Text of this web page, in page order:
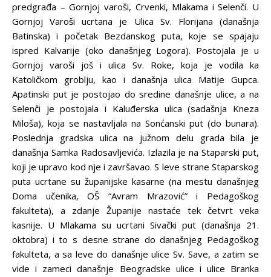
predgrađa – Gornjoj varoši, Crvenki, Mlakama i Selenči. U
Gornjoj Varoši ucrtana je Ulica Sv. Florijana (današnja
Batinska) i početak Bezdanskog puta, koje se spajaju
ispred Kalvarije (oko današnjeg Logora). Postojala je u
Gornjoj varoši još i ulica Sv. Roke, koja je vodila ka
Katoličkom groblju, kao i današnja ulica Matije Gupca.
Apatinski put je postojao do sredine današnje ulice, a na
Selenči je postojala i Kaluđerska ulica (sadašnja Kneza
Miloša), koja se nastavljala na Sonćanski put (do bunara).
Poslednja gradska ulica na južnom delu grada bila je
današnja Samka Radosavljevića. Izlazila je na Staparski put,
koji je upravo kod nje i završavao. S leve strane Staparskog
puta ucrtane su županijske kasarne (na mestu današnjeg
Doma učenika, OŠ “Avram Mrazović” i Pedagoškog
fakulteta), a zdanje Županije nastaće tek četvrt veka
kasnije. U Mlakama su ucrtani Sivački put (današnja 21.
oktobra) i to s desne strane do današnjeg Pedagoškog
fakulteta, a sa leve do današnje ulice Sv. Save, a zatim se
vide i zameci današnje Beogradske ulice i ulice Branka